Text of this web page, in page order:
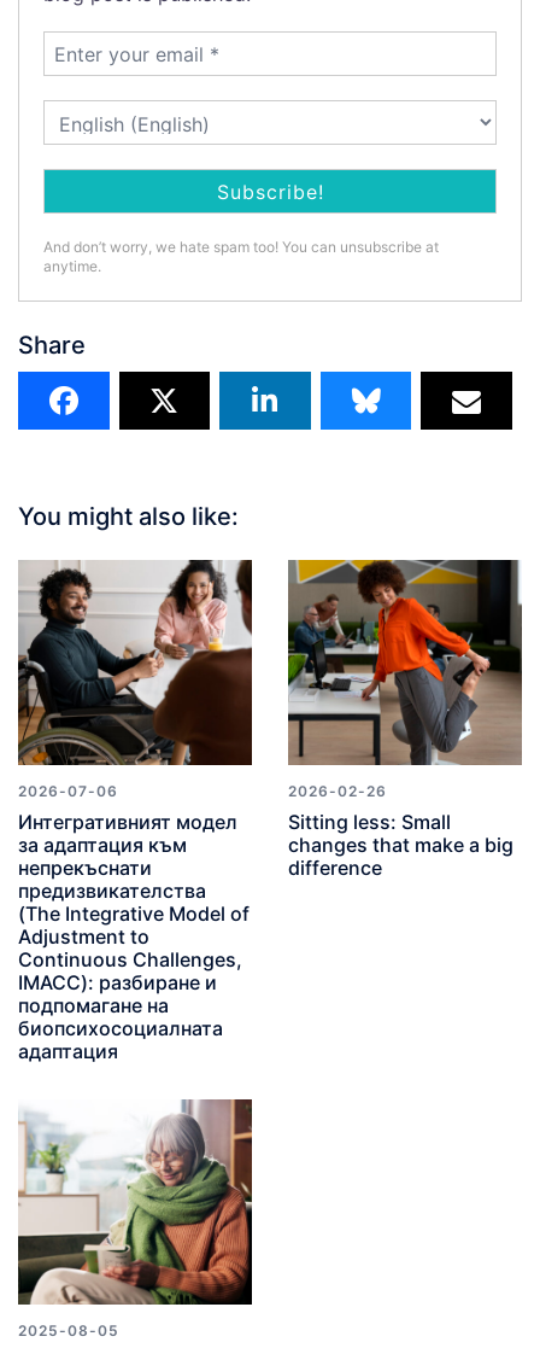
And don’t worry, we hate spam too! You can unsubscribe at
anytime.
Share
You might also like:
2026-07-06
Интегративният модел
за адаптация към
непрекъснати
предизвикателства
(The Integrative Model of
Adjustment to
Continuous Challenges,
IMACC): разбиране и
подпомагане на
биопсихосоциалната
адаптация
2026-02-26
Sitting less: Small
changes that make a big
difference
2025-08-05